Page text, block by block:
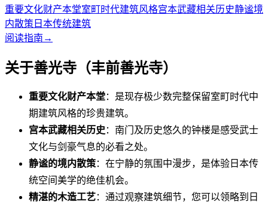
重要文化财产本堂室町时代建筑风格宫本武藏相关历史静谧境
内散策 日本传统建筑
阅读指南 →
关于善光寺（丰前善光寺）
重要文化财产本堂：是现存极少数完整保留室町时代中
期建筑风格的珍贵建筑。
宫本武藏相关历史 ：南门及历史悠久的钟楼是感受武士
文化与剑豪气息的必看之处。
静谧的境内散策：在宁静的氛围中漫步，是体验日本传
统空间美学的绝佳机会。
精湛的木造工艺：通过观察建筑细节，您可以领略到日